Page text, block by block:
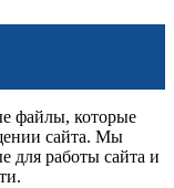
файлы, которые
сайта. Мы
для работы сайта и